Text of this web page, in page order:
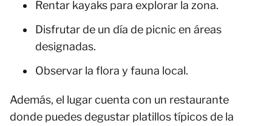
Rentar kayaks para explorar la zona.
Disfrutar de un día de picnic en áreas
designadas.
Observar la flora y fauna local.
Además, el lugar cuenta con un restaurante
donde puedes degustar platillos típicos de la